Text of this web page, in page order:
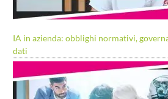
IA in azienda: obblighi normativi,
dati